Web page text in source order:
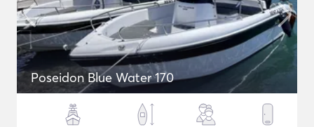
Poseidon Blue Water 170